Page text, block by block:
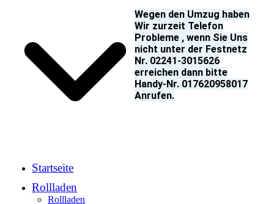
Startseite
Rollladen
Rollladen
Wegen den Umzug haben
Wir zurzeit Telefon
Probleme , wenn Sie Uns
nicht unter der Festnetz
Nr. 02241-3015626
erreichen dann bitte
Handy-Nr. 017620958017
Anrufen.